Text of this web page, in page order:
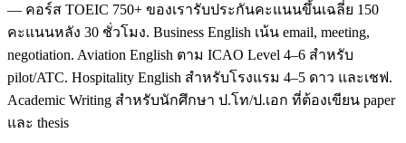
— คอร์ส TOEIC 750+ ของเรารับประกันคะแนนขึ้นเฉลี่ย 150
คะแนนหลัง 30 ชั่วโมง. Business English เน้น email, meeting,
negotiation. Aviation English ตาม ICAO Level 4–6 สำหรับ
pilot/ATC. Hospitality English สำหรับโรงแรม 4–5 ดาว และเชฟ.
Academic Writing สำหรับนักศึกษา ป.โท/ป.เอก ที่ต้องเขียน paper
และ thesis